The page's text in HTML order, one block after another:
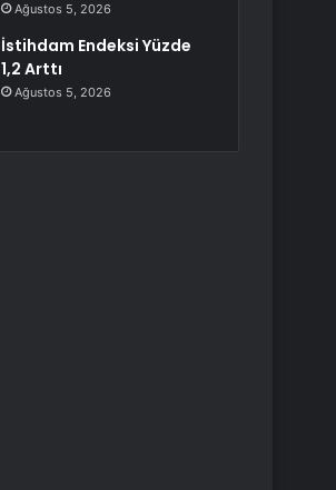
Ağustos 5, 2026
İstihdam Endeksi Yüzde
1,2 Arttı
Ağustos 5, 2026